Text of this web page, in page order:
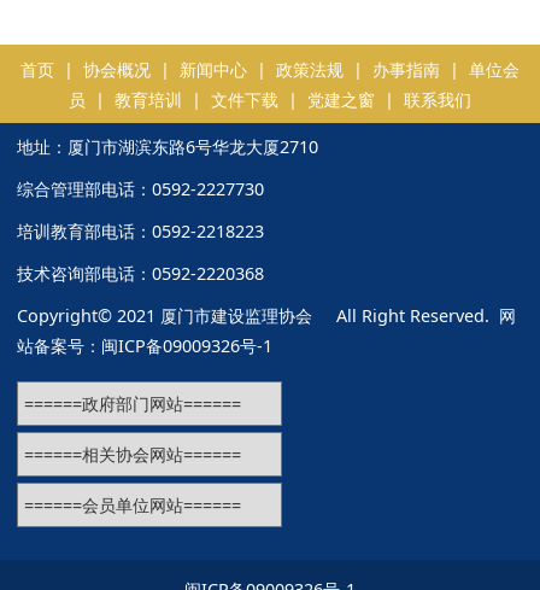
首页 | 协会概况 | 新闻中心 | 政策法规 | 办事指南 | 单位会
员 | 教育培训 | 文件下载 | 党建之窗 | 联系我们
地址：厦门市湖滨东路6号华龙大厦2710
综合管理部电话：0592-2227730
培训教育部电话：0592-2218223
技术咨询部电话：0592-2220368
Copyright© 2021 厦门市建设监理协会 All Right Reserved. 网
站备案号： 闽ICP备09009326号-1